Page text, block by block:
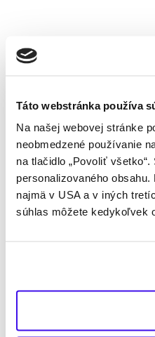
Táto webstránka používa
Na našej webovej stránke
neobmedzené používanie
na tlačidlo „Povoliť
personalizovaného
najmä v USA a v iných
súhlas môžete kedykoľvek